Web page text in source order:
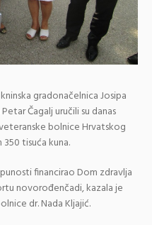
gradonačelnica Josipa
Čagalj uručili su danas
bolnice Hrvatskog
tisuća kuna.
financirao Dom zdravlja
novorođenčadi, kazala je
dr. Nada Kljajić.